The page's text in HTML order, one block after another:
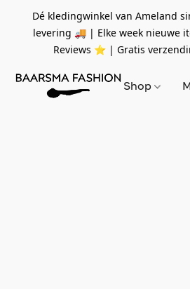
Dé kledingwinkel van Ameland
levering 🚚 | Elke week nieuwe
Reviews ⭐️ | Gratis
Shop